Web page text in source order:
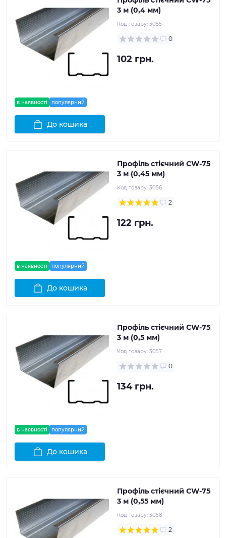
в наявності популярний
3 м (0,4 мм)
Код товару: 3055
0
102 грн.
До кошика
в наявності популярний
Профіль стієчний CW-75
3 м (0,45 мм)
Код товару: 3056
2
122 грн.
До кошика
в наявності популярний
Профіль стієчний CW-75
3 м (0,5 мм)
Код товару: 3057
0
134 грн.
До кошика
Профіль стієчний CW-75
3 м (0,55 мм)
Код товару: 3058
2